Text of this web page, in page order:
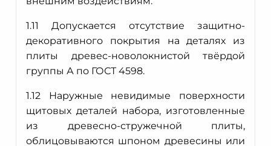
1.11 Допускается отсутствие защитно-
декоративного покрытия на деталях из
плиты древес-новолокнистой твёрдой
группы А по ГОСТ 4598.
1.12 Наружные невидимые поверхности
щитовых деталей набора, изготовленные
из древесно-стружечной плиты,
облицовываются шпоном древесины или